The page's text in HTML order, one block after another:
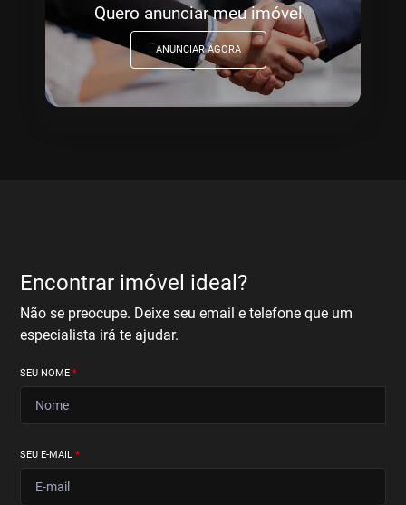
Quero anunciar meu imóvel
ANUNCIAR AGORA
Encontrar imóvel ideal?
Não se preocupe. Deixe seu email e telefone que um
especialista irá te ajudar.
SEU NOME*
SEU E-MAIL*